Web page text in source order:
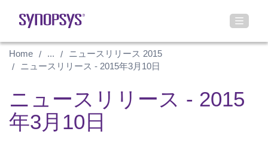
Home ...
ニュースリリース 2015
ニュースリリース - 2015年3月10日
ニュースリリース - 2015
年3月10日